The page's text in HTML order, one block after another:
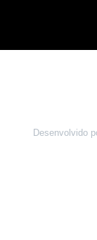
Desenvolvido